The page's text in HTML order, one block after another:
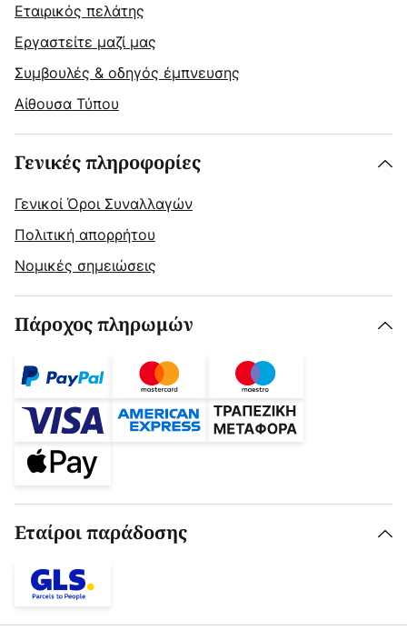
Εταιρικός πελάτης
Εργαστείτε μαζί μας
Συμβουλές & οδηγός έμπνευσης
Αίθουσα Τύπου
Γενικές πληροφορίες
Γενικοί Όροι Συναλλαγών
Πολιτική απορρήτου
Νομικές σημειώσεις
Πάροχος πληρωμών
Εταίροι παράδοσης